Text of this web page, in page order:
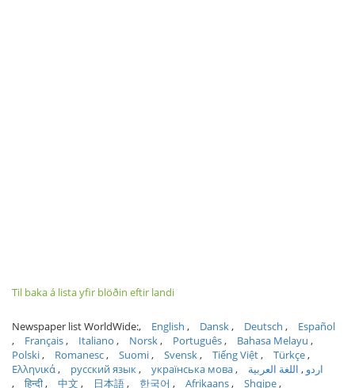
Til baka á lista yfir blöðin eftir landi
Newspaper list WorldWide: English Dansk Deutsch
Español
Français
Italiano Norsk Português
Bahasa Melayu
Polski
Romanesc Suomi Svensk Tiếng Việt
Türkçe
Ελληνικά
русский язык українська мова اردو
اللغة العربية
हिन्दी
中文 日本語 한국어 Afrikaans Shqipe